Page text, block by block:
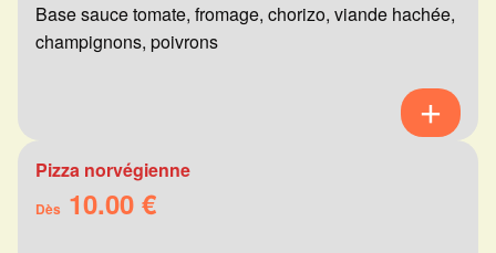
Base sauce tomate, fromage, chorizo, viande hachée,
champignons, poivrons
Pizza norvégienne
Dès 10.00 €